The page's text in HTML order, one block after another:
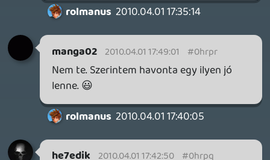
Gabe-18 2010.04.01 16:03:54 #0hrpf
"Lolka és Bolka,két kommunista
kisgyerek..."
Hát ezen olyat röhögtem.Pedig igaz is...
ZS0LTI
Áh, ez mindennél jobb. A kamu hírek már
úgyis uncsik. De Robotmajom úr